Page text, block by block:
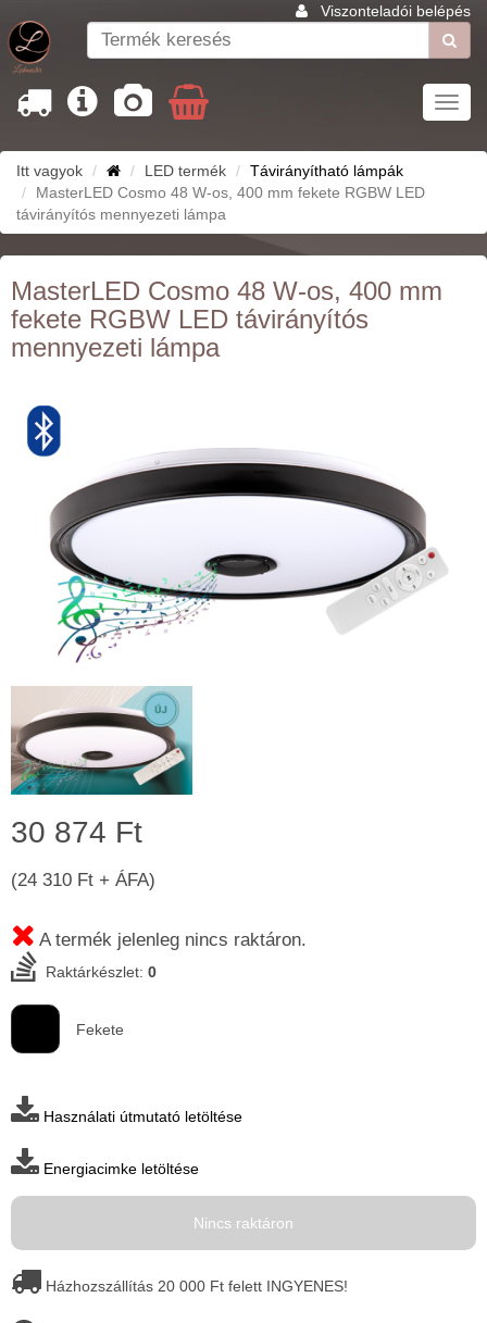
Viszonteladói belépés
Itt vagyok LED termék
Távirányítható lámpák
MasterLED Cosmo 48 W-os, 400 mm fekete RGBW LED
távirányítós mennyezeti lámpa
MasterLED Cosmo 48 W-os, 400 mm
fekete RGBW LED távirányítós
mennyezeti lámpa
30 874 Ft
(24 310 Ft + ÁFA)
A termék jelenleg nincs raktáron.
Raktárkészlet: 0
Fekete
Használati útmutató letöltése
Energiacimke letöltése
Nincs raktáron
Házhozszállítás 20 000 Ft felett INGYENES!